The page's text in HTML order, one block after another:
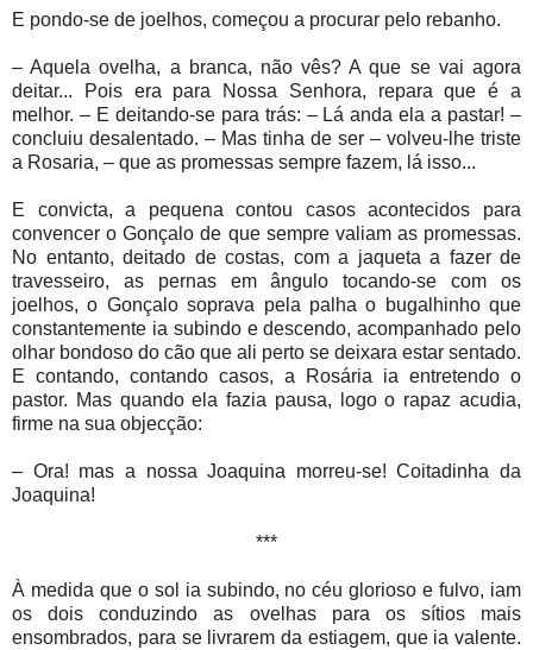
E pondo-se de joelhos, começou a procurar pelo rebanho.
– Aquela ovelha, a branca, não vês? A que se vai agora
deitar... Pois era para Nossa Senhora, repara que é a
melhor. – E deitando-se para trás: – Lá anda ela a pastar! –
concluiu desalentado. – Mas tinha de ser – volveu-lhe triste
a Rosaria, – que as promessas sempre fazem, lá isso...
E convicta, a pequena contou casos acontecidos para
convencer o Gonçalo de que sempre valiam as promessas.
No entanto, deitado de costas, com a jaqueta a fazer de
travesseiro, as pernas em ângulo tocando-se com os
joelhos, o Gonçalo soprava pela palha o bugalhinho que
constantemente ia subindo e descendo, acompanhado pelo
olhar bondoso do cão que ali perto se deixara estar sentado.
E contando, contando casos, a Rosária ia entretendo o
pastor. Mas quando ela fazia pausa, logo o rapaz acudia,
firme na sua objecção:
– Ora! mas a nossa Joaquina morreu-se! Coitadinha da
Joaquina!
***
À medida que o sol ia subindo, no céu glorioso e fulvo, iam
os dois conduzindo as ovelhas para os sítios mais
ensombrados, para se livrarem da estiagem, que ia valente.